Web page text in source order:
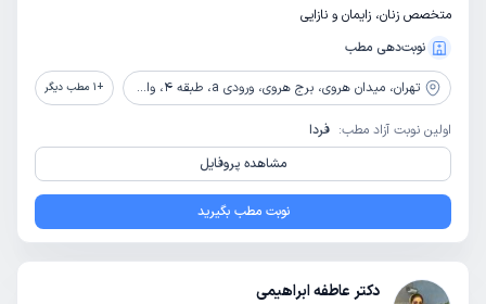
متخصص زنان، زایمان و نازایی
نوبت‌دهی مطب
تهران، میدان هروی، برج هروی، ورودی a، طبقه 4، واحد 404 +
1 مطب دیگر
اولین نوبت آزاد مطب: فردا
مشاهده پروفایل
نوبت مطب بگیرید
دکتر عاطفه ابراهیمی